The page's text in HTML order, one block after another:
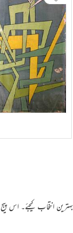
انتخاب کیجئے۔